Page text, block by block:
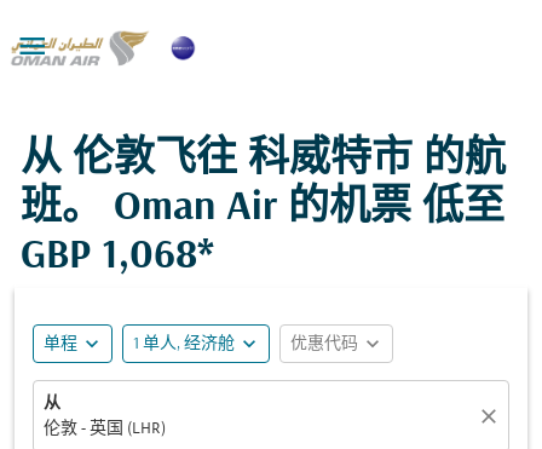

从 伦敦飞往 科威特市 的航
班。 Oman Air 的机票 低至
GBP 1,068*
单程 expand_more 1 单人, 经济舱 expand_more 优惠代码 expand_more
从
伦敦 - 英国 (LHR)
close